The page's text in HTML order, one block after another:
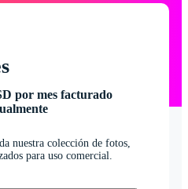
por mes facturado
nuestra colección de fotos,
para uso comercial.